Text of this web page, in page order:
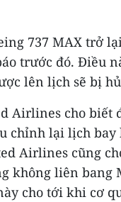
737 MAX trở
trước đó. Điều
lên lịch sẽ bị
Airlines cho biết
chỉnh lại lịch bay
Airlines cũng
không liên bang
cho tới khi cơ